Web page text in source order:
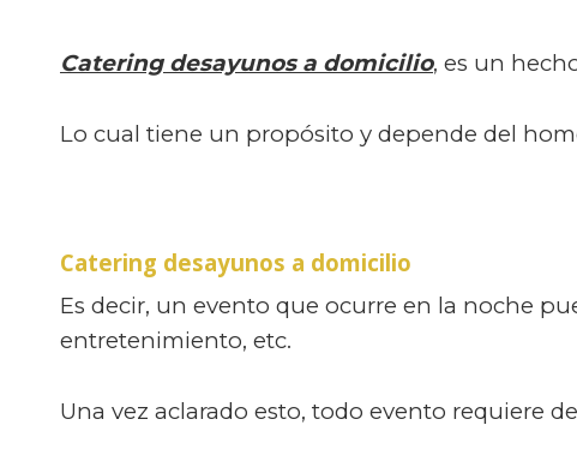
Catering desayunos a domicilio, es un
Lo cual tiene un propósito y depende del
Catering desayunos a domicilio
Es decir, un evento que ocurre en la noche
entretenimiento, etc.
Una vez aclarado esto, todo evento requiere